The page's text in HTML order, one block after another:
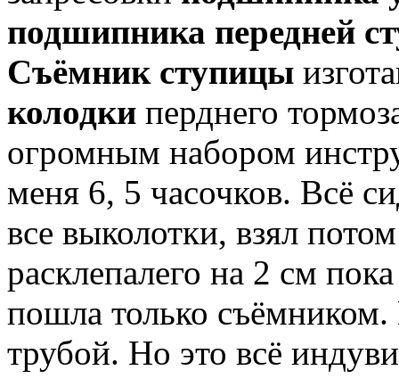
подшипника передней
Съёмник ступицы
колодки перднего
огромным набором
меня 6, 5 часочков. Всё
все выколотки, взял
расклепалего на 2 см
пошла только съёмником.
трубой. Но это всё